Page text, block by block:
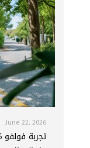
June 22, 2026